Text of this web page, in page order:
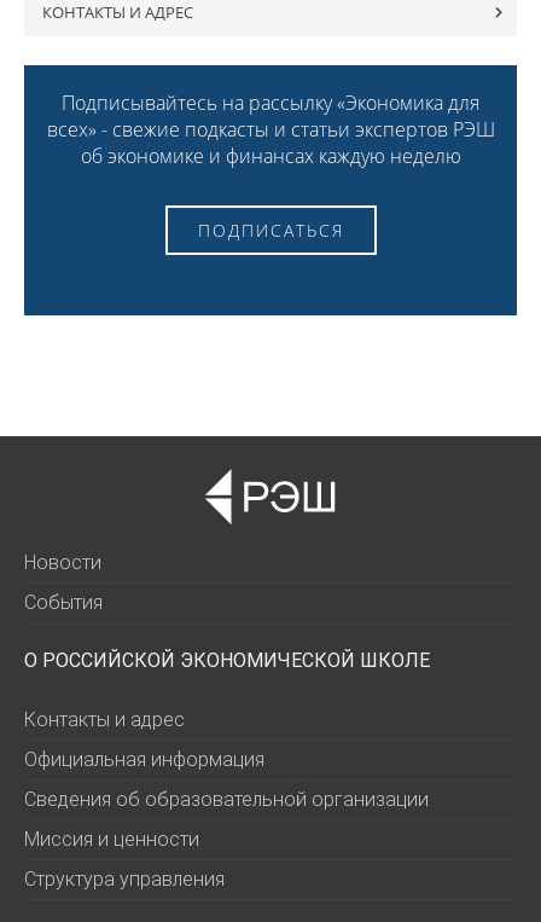
КОНТАКТЫ И АДРЕС
Подписывайтесь на рассылку «Экономика для
всех» - свежие подкасты и статьи экспертов РЭШ
об экономике и финансах каждую неделю
ПОДПИСАТЬСЯ
Новости
События
О РОССИЙСКОЙ ЭКОНОМИЧЕСКОЙ ШКОЛЕ
Контакты и адрес
Официальная информация
Сведения об образовательной организации
Миссия и ценности
Структура управления